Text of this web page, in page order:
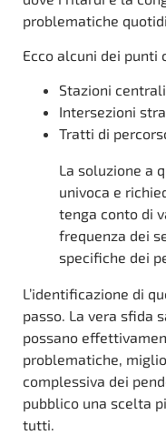
problematiche
Ecco alcuni dei punti
Stazioni
Intersezioni
Tratti di
La soluzione a
univoca e
tenga conto di
frequenza dei
specifiche dei
L’identificazione di
passo. La vera sfida
possano
problematiche,
complessiva dei
pubblico una scelta
tutti.